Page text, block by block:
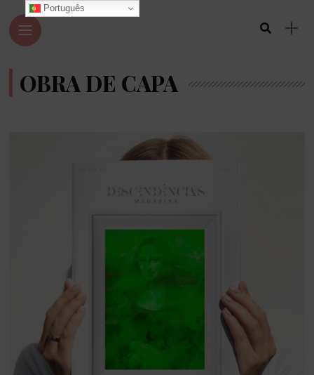
OBRA DE CAPA
Português